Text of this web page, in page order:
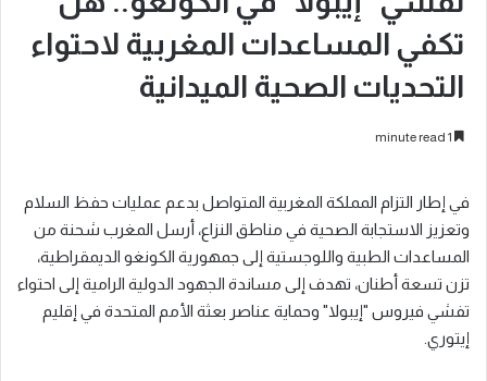
تكفي المساعدات المغربية لاحتواء
التحديات الصحية الميدانية
في إطار التزام المملكة المغربية المتواصل بدعم عمليات حفظ السلام
وتعزيز الاستجابة الصحية في مناطق النزاع، أرسل المغرب شحنة من
المساعدات الطبية واللوجستية إلى جمهورية الكونغو الديمقراطية،
تزن تسعة أطنان، تهدف إلى مساندة الجهود الدولية الرامية إلى احتواء
تفشي فيروس "إيبولا" وحماية عناصر بعثة الأمم المتحدة في إقليم
إيتوري.